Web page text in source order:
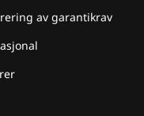
av garantikrav